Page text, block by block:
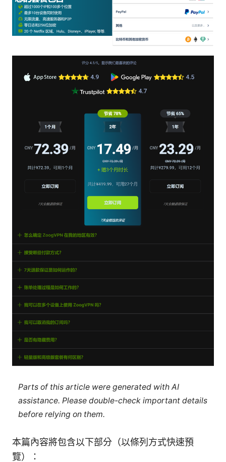
Parts of this article were generated with AI
assistance. Please double-check important details
before relying on them.
本篇內容將包含以下部分（以條列方式快速預
覽）：